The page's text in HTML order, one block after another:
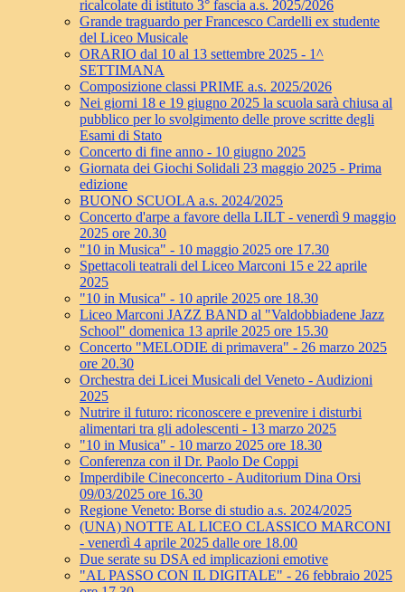
ricalcolate di istituto 3° fascia a.s. 2025/2026
Grande traguardo per Francesco Cardelli ex studente
del Liceo Musicale
ORARIO dal 10 al 13 settembre 2025 - 1^
SETTIMANA
Composizione classi PRIME a.s. 2025/2026
Nei giorni 18 e 19 giugno 2025 la scuola sarà chiusa al
pubblico per lo svolgimento delle prove scritte degli
Esami di Stato
Concerto di fine anno - 10 giugno 2025
Giornata dei Giochi Solidali 23 maggio 2025 - Prima
edizione
BUONO SCUOLA a.s. 2024/2025
Concerto d'arpe a favore della LILT - venerdì 9 maggio
2025 ore 20.30
"10 in Musica" - 10 maggio 2025 ore 17.30
Spettacoli teatrali del Liceo Marconi 15 e 22 aprile
2025
"10 in Musica" - 10 aprile 2025 ore 18.30
Liceo Marconi JAZZ BAND al "Valdobbiadene Jazz
School" domenica 13 aprile 2025 ore 15.30
Concerto "MELODIE di primavera" - 26 marzo 2025
ore 20.30
Orchestra dei Licei Musicali del Veneto - Audizioni
2025
Nutrire il futuro: riconoscere e prevenire i disturbi
alimentari tra gli adolescenti - 13 marzo 2025
"10 in Musica" - 10 marzo 2025 ore 18.30
Conferenza con il Dr. Paolo De Coppi
Imperdibile Cineconcerto - Auditorium Dina Orsi
09/03/2025 ore 16.30
Regione Veneto: Borse di studio a.s. 2024/2025
(UNA) NOTTE AL LICEO CLASSICO MARCONI
- venerdì 4 aprile 2025 dalle ore 18.00
Due serate su DSA ed implicazioni emotive
"AL PASSO CON IL DIGITALE" - 26 febbraio 2025